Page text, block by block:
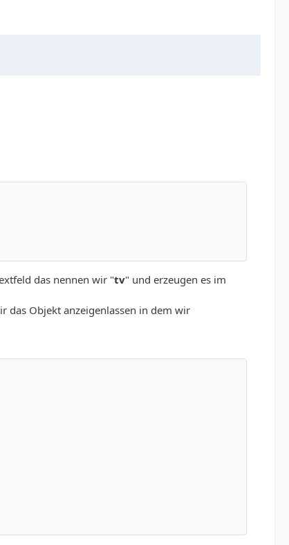
das nennen wir "tv" und erzeugen es im
das Objekt anzeigenlassen in dem wir